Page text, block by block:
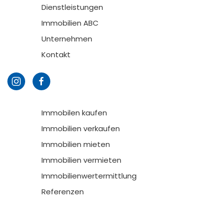
Dienstleistungen
Immobilien ABC
Unternehmen
Kontakt
Immobilen kaufen
Immobilien verkaufen
Immobilien mieten
Immobilien vermieten
Immobilienwertermittlung
Referenzen